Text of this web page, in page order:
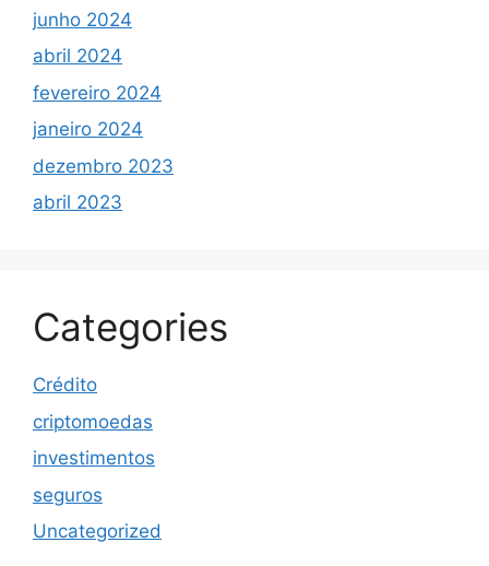
junho 2024
abril 2024
fevereiro 2024
janeiro 2024
dezembro 2023
abril 2023
Categories
Crédito
criptomoedas
investimentos
seguros
Uncategorized